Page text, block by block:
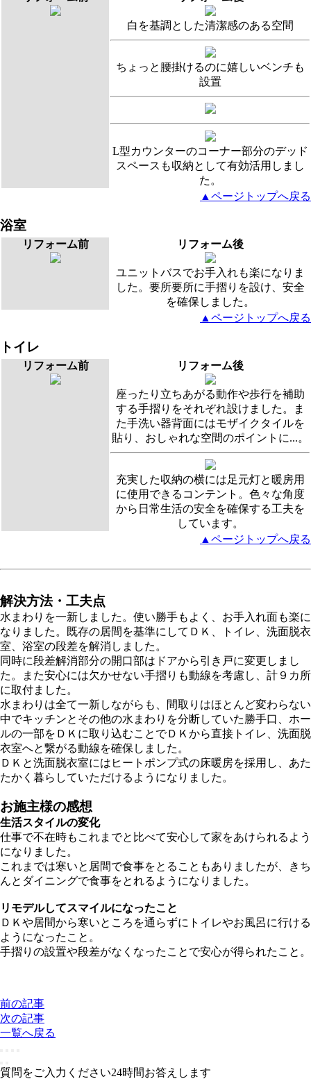
白を基調とした清潔感のある空間
ちょっと腰掛けるのに嬉しいベンチも
設置
L型カウンターのコーナー部分のデッド
スペースも収納として有効活用しまし
た。
▲ページトップへ戻る
浴室
リフォーム前 リフォーム後
ユニットバスでお手入れも楽になりま
した。要所要所に手摺りを設け、安全
を確保しました。
▲ページトップへ戻る
トイレ
リフォーム前 リフォーム後
座ったり立ちあがる動作や歩行を補助
する手摺りをそれぞれ設けました。ま
た手洗い器背面にはモザイクタイルを
貼り、おしゃれな空間のポイントに...。
充実した収納の横には足元灯と暖房用
に使用できるコンテント。色々な角度
から日常生活の安全を確保する工夫を
しています。
▲ページトップへ戻る
解決方法・工夫点
水まわりを一新しました。使い勝手もよく、お手入れ面も楽に
なりました。既存の居間を基準にしてＤＫ、トイレ、洗面脱衣
室、浴室の段差を解消しました。
同時に段差解消部分の開口部はドアから引き戸に変更しまし
た。また安心には欠かせない手摺りも動線を考慮し、計９カ所
に取付ました。
水まわりは全て一新しながらも、間取りはほとんど変わらない
中でキッチンとその他の水まわりを分断していた勝手口、ホー
ルの一部をＤＫに取り込むことでＤＫから直接トイレ、洗面脱
衣室へと繋がる動線を確保しました。
ＤＫと洗面脱衣室にはヒートポンプ式の床暖房を採用し、あた
たかく暮らしていただけるようになりました。
お施主様の感想
生活スタイルの変化
仕事で不在時もこれまでと比べて安心して家をあけられるよう
になりました。
これまでは寒いと居間で食事をとることもありましたが、きち
んとダイニングで食事をとれるようになりました。
リモデルしてスマイルになったこと
ＤＫや居間から寒いところを通らずにトイレやお風呂に行ける
ようになったこと。
手摺りの設置や段差がなくなったことで安心が得られたこと。
前の記事
次の記事
一覧へ戻る
質問をご入力ください24時間お答えします